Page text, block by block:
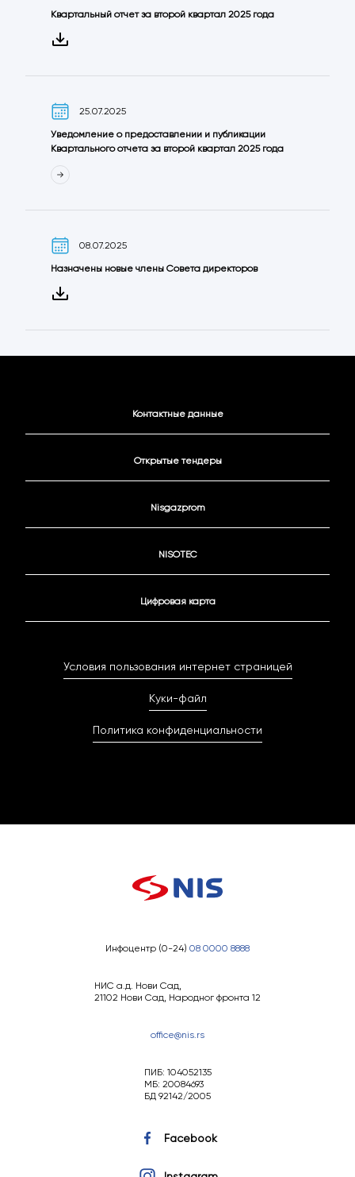
Квартальный отчет за второй квартал 2025 года
25.07.2025
Уведомление о предоставлении и публикации
Квартального отчета за второй квартал 2025 года
08.07.2025
Назначены новые члены Совета директоров
Контактные данные
Открытые тендеры
Nisgazprom
NISOTEC
Цифровая карта
Условия пользования интернет страницей
Куки-файл
Политика конфиденциальности
Инфоцентр (0-24) 08 0000 8888
НИС а.д. Нови Сад,
21102 Нови Сад, Народног фронта 12
office@nis.rs
ПИБ: 104052135
МБ: 20084693
БД 92142/2005
Facebook